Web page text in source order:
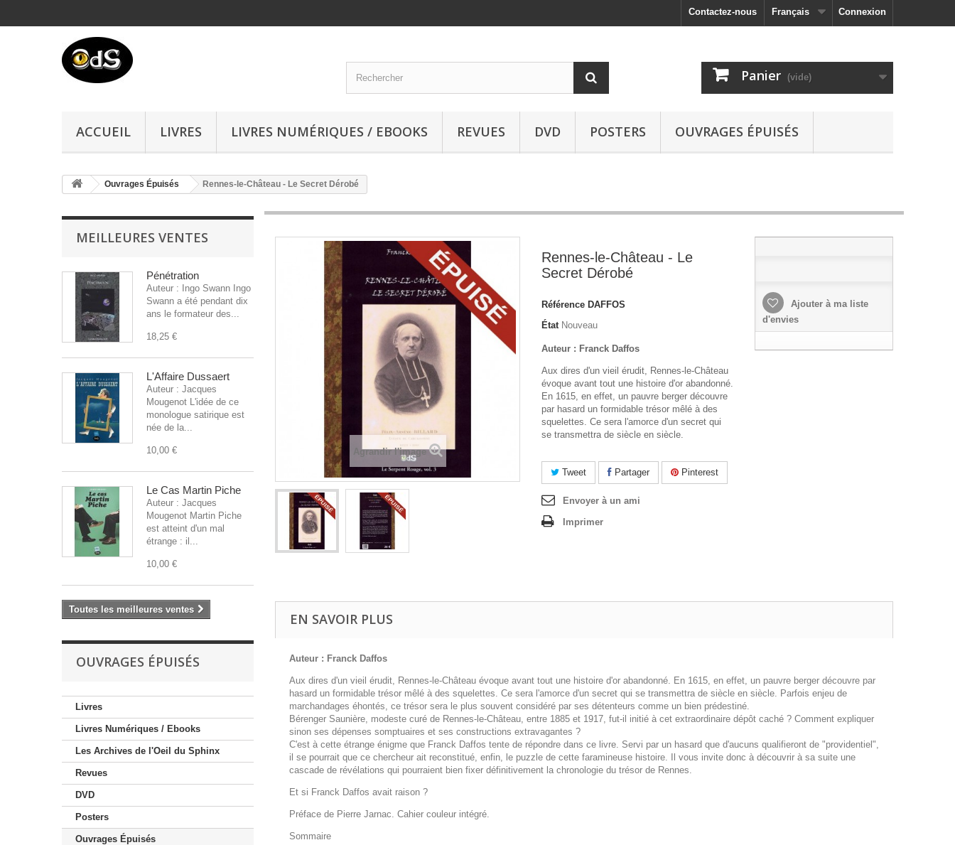
Connexion
Français
Contactez-nous
Panier (vide)
ACCUEIL LIVRES LIVRES NUMÉRIQUES / EBOOKS REVUES DVD POSTERS OUVRAGES ÉPUISÉS
Ouvrages Épuisés Rennes-le-Château - Le Secret Dérobé
MEILLEURES VENTES
Pénétration
Auteur : Ingo Swann Ingo
Swann a été pendant dix
ans le formateur des...
18,25 €
L'Affaire Dussaert
Auteur : Jacques
Mougenot L'idée de ce
monologue satirique est
née de la...
10,00 €
Le Cas Martin Piche
Auteur : Jacques
Mougenot Martin Piche
est atteint d'un mal
étrange : il...
10,00 €
Toutes les meilleures ventes
OUVRAGES ÉPUISÉS
Livres
Livres Numériques / Ebooks
Les Archives de l'Oeil du Sphinx
Revues
DVD
Posters
Ouvrages Épuisés
Agrandir l'image
Rennes-le-Château - Le
Secret Dérobé
Référence DAFFOS
État Nouveau
Auteur : Franck Daffos
Aux dires d'un vieil érudit, Rennes-le-Château
évoque avant tout une histoire d'or abandonné.
En 1615, en effet, un pauvre berger découvre
par hasard un formidable trésor mêlé à des
squelettes. Ce sera l'amorce d'un secret qui
se transmettra de siècle en siècle.
Tweet Partager Pinterest
Envoyer à un ami
Imprimer
Ajouter à ma liste
d'envies
EN SAVOIR PLUS
Auteur : Franck Daffos
Aux dires d'un vieil érudit, Rennes-le-Château évoque avant tout une histoire d'or abandonné. En 1615, en effet, un pauvre berger découvre par
hasard un formidable trésor mêlé à des squelettes. Ce sera l'amorce d'un secret qui se transmettra de siècle en siècle. Parfois enjeu de
marchandages éhontés, ce trésor sera le plus souvent considéré par ses détenteurs comme un bien prédestiné.
Bérenger Saunière, modeste curé de Rennes-le-Château, entre 1885 et 1917, fut-il initié à cet extraordinaire dépôt caché ? Comment expliquer
sinon ses dépenses somptuaires et ses constructions extravagantes ?
C'est à cette étrange énigme que Franck Daffos tente de répondre dans ce livre. Servi par un hasard que d'aucuns qualifieront de "providentiel",
il se pourrait que ce chercheur ait reconstitué, enfin, le puzzle de cette faramineuse histoire. Il vous invite donc à découvrir à sa suite une
cascade de révélations qui pourraient bien fixer définitivement la chronologie du trésor de Rennes.
Et si Franck Daffos avait raison ?
Préface de Pierre Jarnac. Cahier couleur intégré.
Sommaire